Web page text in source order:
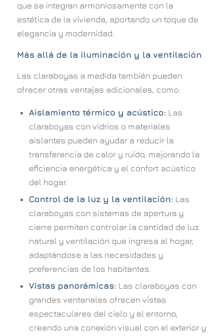
que se integran armoniosamente con la
estética de la vivienda, aportando un toque de
elegancia y modernidad.
Más allá de la iluminación y la ventilación
Las claraboyas a medida también pueden
ofrecer otras ventajas adicionales, como:
Aislamiento térmico y acústico: Las
claraboyas con vidrios o materiales
aislantes pueden ayudar a reducir la
transferencia de calor y ruido, mejorando la
eficiencia energética y el confort acústico
del hogar.
Control de la luz y la ventilación: Las
claraboyas con sistemas de apertura y
cierre permiten controlar la cantidad de luz
natural y ventilación que ingresa al hogar,
adaptándose a las necesidades y
preferencias de los habitantes.
Vistas panorámicas: Las claraboyas con
grandes ventanales ofrecen vistas
espectaculares del cielo y el entorno,
creando una conexión visual con el exterior y